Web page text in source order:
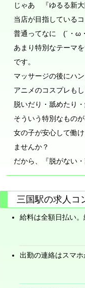
じゃあ 『ゆるる新大
当店が目指している
普通ってなに (´・ω
あまり特別なテーマ
です。
マッサージの後にハ
アニメのコスプレもし
脱いだり・舐めたり
そういう特別なもの
女の子が安心して働
ませんか？
だから、『脱がない
三国駅の求人コ
給料は全額日払い
出勤の連絡はスマ